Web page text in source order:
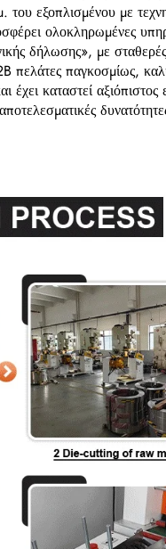
εξοπλισμένου με
ολοκληρωμένες
δήλωσης», με
παγκοσμίως,
καταστεί αξιόπιστος